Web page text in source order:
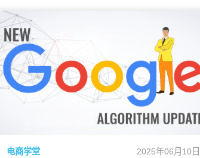
2025年06月10日
电商学堂